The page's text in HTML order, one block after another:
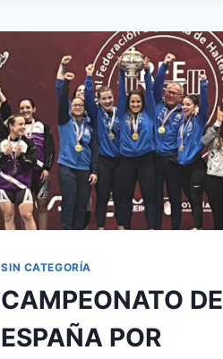
SIN CATEGORÍA
CAMPEONATO DE
ESPAÑA POR